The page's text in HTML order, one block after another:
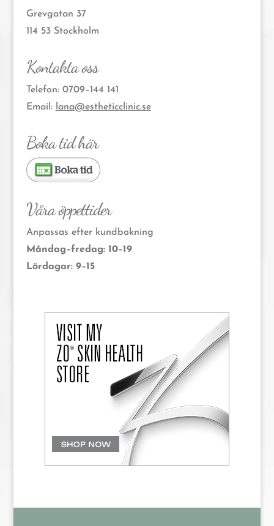
Grevgatan 37
114 53 Stockholm
Kontakta oss
Telefon: 0709–144 141
Email: lana@estheticclinic.se
Boka tid här
Våra öppettider
Anpassas efter kundbokning
Måndag–fredag: 10–19
Lördagar: 9–15